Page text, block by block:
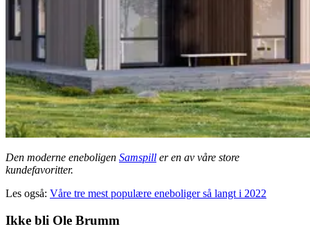
Den moderne eneboligen Samspill er en av våre store
kundefavoritter.
Les også: Våre tre mest populære eneboliger så langt i 2022
Ikke bli Ole Brumm